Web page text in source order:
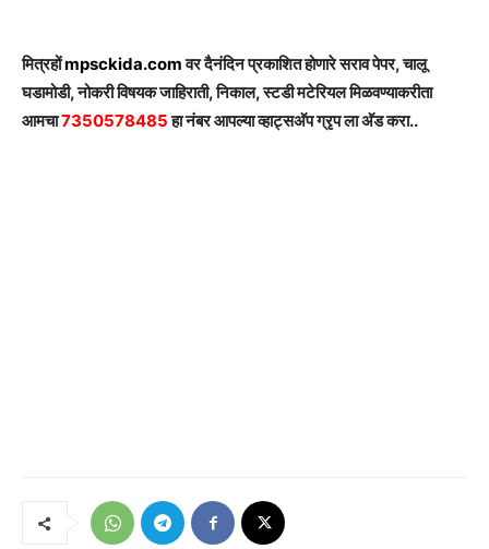
मित्रहोंmpsckida.comवर दैनंदिन प्रकाशित होणारे सराव पेपर, चालू
घडामोडी, नोकरी विषयक जाहिराती, निकाल, स्टडी मटेरियल मिळवण्याकरीता
आमचा7350578485हा नंबर आपल्या व्हाट्सअ‍ॅप ग्रृप ला अ‍ॅड करा..